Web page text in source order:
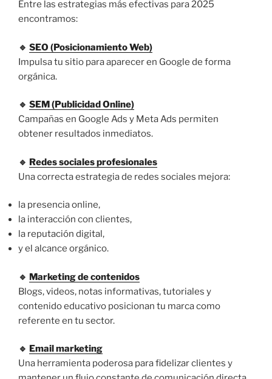
Entre las estrategias más efectivas para 2025
encontramos:
🔹 SEO (Posicionamiento Web)
Impulsa tu sitio para aparecer en Google de forma
orgánica.
🔹 SEM (Publicidad Online)
Campañas en Google Ads y Meta Ads permiten
obtener resultados inmediatos.
🔹 Redes sociales profesionales
Una correcta estrategia de redes sociales mejora:
la presencia online,
la interacción con clientes,
la reputación digital,
y el alcance orgánico.
🔹 Marketing de contenidos
Blogs, videos, notas informativas, tutoriales y
contenido educativo posicionan tu marca como
referente en tu sector.
🔹 Email marketing
Una herramienta poderosa para fidelizar clientes y